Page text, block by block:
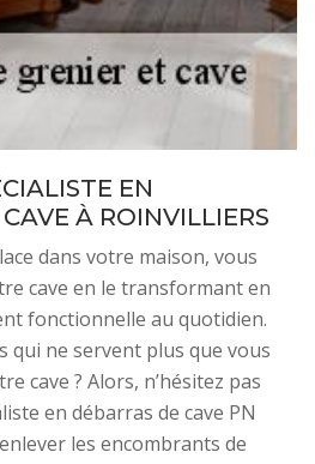
EN
À ROINVILLIERS
dans votre maison, vous
cave en le transformant en
fonctionnelle au quotidien.
qui ne servent plus que vous
cave ? Alors, n’hésitez pas
en débarras de cave PN
les encombrants de